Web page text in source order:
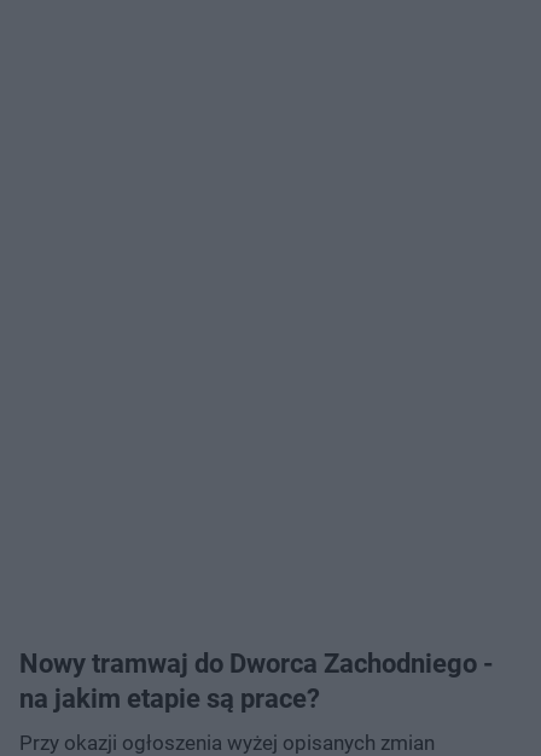
Nowy tramwaj do Dworca Zachodniego -
na jakim etapie są prace?
Przy okazji ogłoszenia wyżej opisanych zmian